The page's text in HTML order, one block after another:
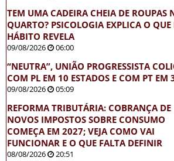
TEM UMA CADEIRA CHEIA DE ROUPAS
QUARTO? PSICOLOGIA EXPLICA O QUE
HÁBITO REVELA
09/08/2026 06:00
“NEUTRA”, UNIÃO PROGRESSISTA
COM PL EM 10 ESTADOS E COM PT EM
09/08/2026 05:09
REFORMA TRIBUTÁRIA: COBRANÇA DE
NOVOS IMPOSTOS SOBRE CONSUMO
COMEÇA EM 2027; VEJA COMO VAI
FUNCIONAR E O QUE FALTA DEFINIR
08/08/2026 20:51